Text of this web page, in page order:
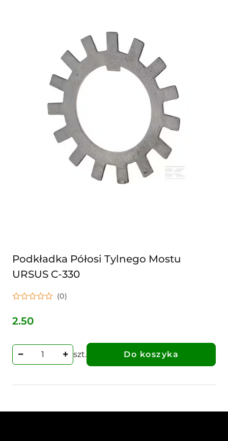
Podkładka Półosi Tylnego Mostu
URSUS C-330
(0)
Cena:
2.50
szt. Do koszyka